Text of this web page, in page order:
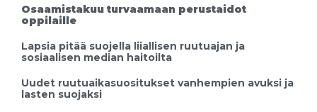
Osaamistakuu turvaamaan perustaidot
oppilaille
Lapsia pitää suojella liiallisen ruutuajan ja
sosiaalisen median haitoilta
Uudet ruutuaikasuositukset vanhempien avuksi ja
lasten suojaksi